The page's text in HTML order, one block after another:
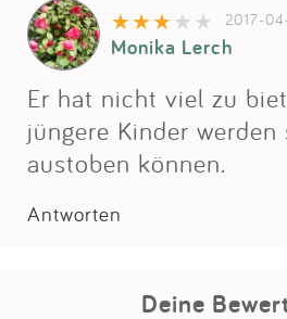
Blog
2017-
Monika Lerch
Er hat nicht viel zu
jüngere Kinder
austoben können.
Antworten
Deine